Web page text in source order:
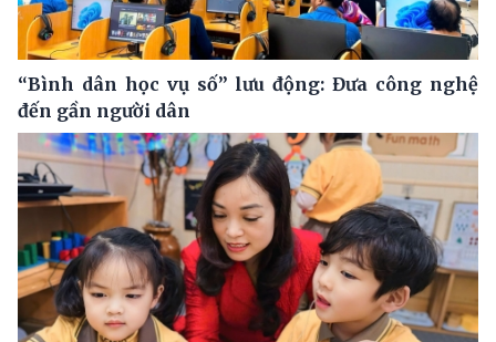
“Bình dân học vụ số” lưu động: Đưa công nghệ
đến gần người dân